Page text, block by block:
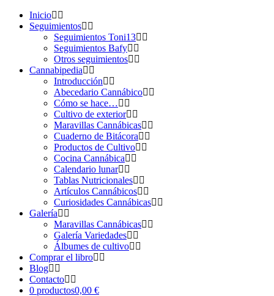
Inicio
Seguimientos
Seguimientos Toni13
Seguimientos Bafy
Otros seguimientos
Cannabipedia
Introducción
Abecedario Cannábico
Cómo se hace…
Cultivo de exterior
Maravillas Cannábicas
Cuaderno de Bitácora
Productos de Cultivo
Cocina Cannábica
Calendario lunar
Tablas Nutricionales
Artículos Cannábicos
Curiosidades Cannábicas
Galería
Maravillas Cannábicas
Galería Variedades
Álbumes de cultivo
Comprar el libro
Blog
Contacto
0 productos0,00 €